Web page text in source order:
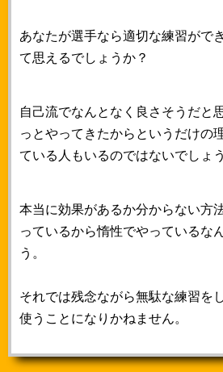
あなたが選手なら適切な練習がで
て思えるでしょうか？
自己流でなんとなく良さそうだと
っとやってきたからというだけの
ている人もいるのではないでしょ
本当に効果があるか分からない方
っているから惰性でやっているな
う。
それでは残念ながら無駄な練習を
使うことになりかねません。